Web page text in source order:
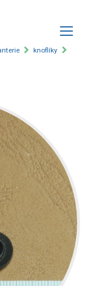
knoflíky